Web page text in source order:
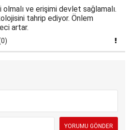
ve erişimi devlet sağlamalı.
tahrip ediyor. Önlem
artar.